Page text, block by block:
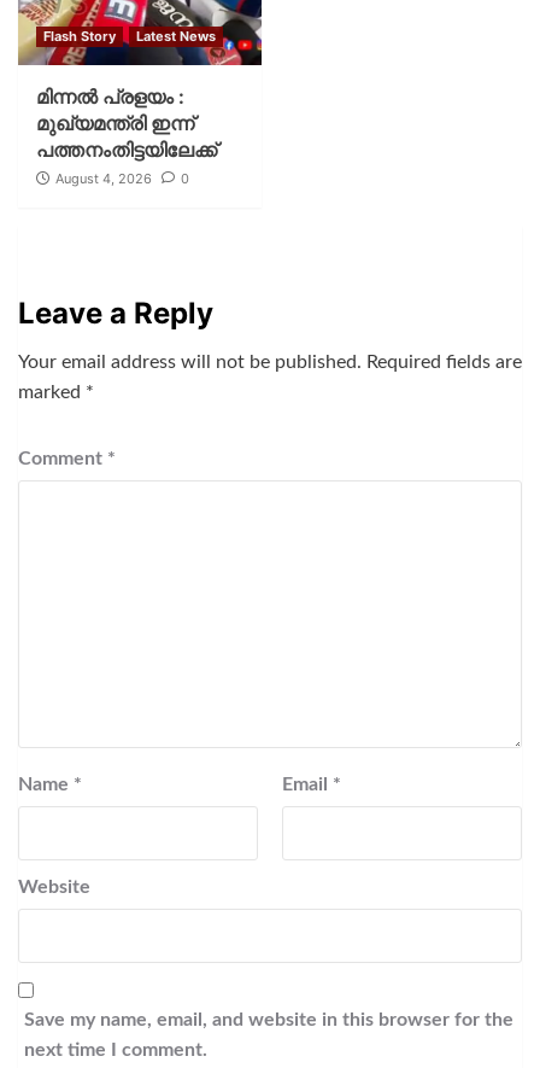
Flash Story Latest News
മിന്നല്‍ പ്രളയം :
മുഖ്യമന്ത്രി ഇന്ന്
പത്തനംതിട്ടയിലേക്ക്
August 4, 2026 0
Leave a Reply
Your email address will not be published. Required fields are
marked *
Comment *
Name * Email *
Website
Save my name, email, and website in this browser for the
next time I comment.